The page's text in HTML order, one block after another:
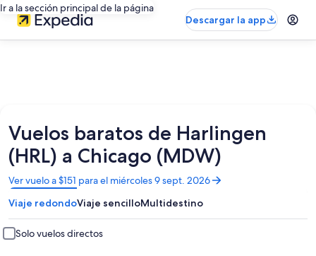
Ir a la sección principal de la página
Descargar la app
Vuelos baratos de Harlingen
(HRL) a Chicago (MDW)
Ver vuelo a $151 para el miércoles 9 sept. 2026
Se
abrirá
en
una
nueva
ventana
Viaje redondoViaje sencilloMultidestino
Solo vuelos directos